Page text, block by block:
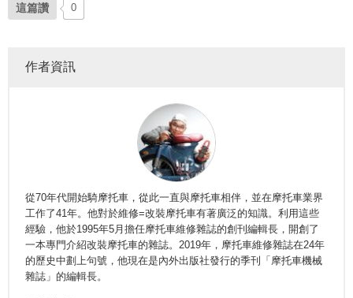
這篇讚 0
作者資訊
從70年代開始騎摩托車，從此一直與摩托車相伴，並在摩托車業界
工作了41年。他對於維修=改裝摩托車有著廣泛的知識。利用這些
經驗，他於1995年5月擔任摩托車維修雜誌的創刊編輯長，開創了
一本專門介紹改裝摩托車的雜誌。2019年，摩托車維修雜誌在24年
的歷史中劃上句號，他現在是內外出版社發行的季刊「摩托車機械
雜誌」的編輯長。